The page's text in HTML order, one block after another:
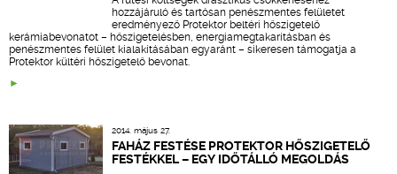
hozzájáruló és tartósan penészmentes felületet
eredményező Protektor beltéri hőszigetelő
kerámiabevonatot – hőszigetelésben, energiamegtakarításban és
penészmentes felület kialakításában egyaránt – sikeresen támogatja a
Protektor kültéri hőszigetelő bevonat.
2014. május 27.
FAHÁZ FESTÉSE PROTEKTOR HŐSZIGETELŐ
FESTÉKKEL – EGY IDŐTÁLLÓ MEGOLDÁS